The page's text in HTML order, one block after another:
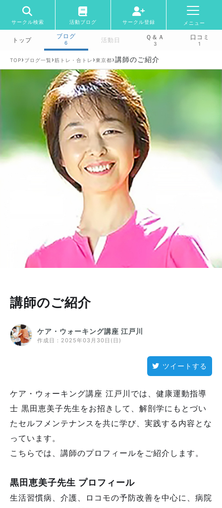
サークル検索 活動ブログ サークル登録 メニュー
トップ
ブログ
6 活動日 Ｑ＆Ａ
3
口コミ
1
TOP› ブログ一覧 ›筋トレ・合トレ ›東京都›講師のご紹介
講師のご紹介
ケア・ウォーキング講座 江戸川
作成日： 2025年03月30日(日)
ツイートする
ケア・ウォーキング講座 江戸川では、健康運動指導
士 黒田恵美子先生をお招きして、解剖学にもとづい
たセルフメンテナンスを共に学び、実践する内容とな
っています。
こちらでは、講師のプロフィールをご紹介します。
黒田恵美子先生 プロフィール
生活習慣病、介護、ロコモの予防改善を中心に、病院